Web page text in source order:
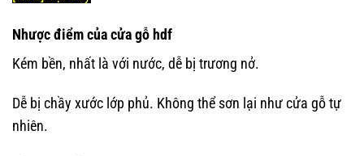
Nhược điểm của cửa gỗ hdf
Kém bền, nhất là với nước, dễ bị trương nở.
Dễ bị chầy xước lớp phủ. Không thể sơn lại như cửa gỗ tự
nhiên.